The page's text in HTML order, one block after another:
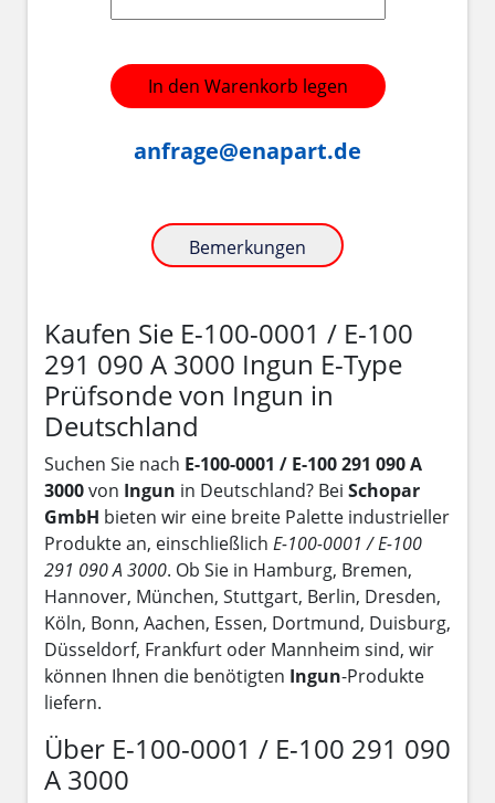
In den Warenkorb legen
anfrage@enapart.de
Bemerkungen
Kaufen Sie E-100-0001 / E-100
291 090 A 3000 Ingun E-Type
Prüfsonde von Ingun in
Deutschland
Suchen Sie nach E-100-0001 / E-100 291 090 A
3000von Ingun in Deutschland? Bei Schopar
GmbH bieten wir eine breite Palette industrieller
Produkte an, einschließlich E-100-0001 / E-100
291 090 A 3000. Ob Sie in Hamburg, Bremen,
Hannover, München, Stuttgart, Berlin, Dresden,
Köln, Bonn, Aachen, Essen, Dortmund, Duisburg,
Düsseldorf, Frankfurt oder Mannheim sind, wir
können Ihnen die benötigten Ingun-Produkte
liefern.
Über E-100-0001 / E-100 291 090
A 3000